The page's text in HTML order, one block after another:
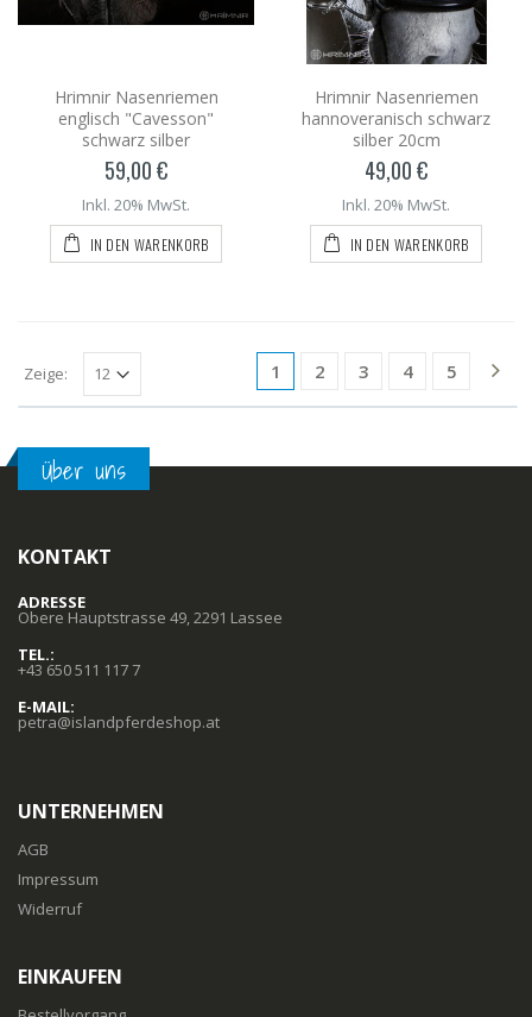
Hrimnir Nasenriemen
englisch "Cavesson"
schwarz silber
59,00 €
Inkl. 20% MwSt.
IN DEN WARENKORB
Hrimnir Nasenriemen
hannoveranisch schwarz
silber 20cm
49,00 €
Inkl. 20% MwSt.
IN DEN WARENKORB
1 2 3 4 5
Zeige:
Über uns
KONTAKT
ADRESSE
Obere Hauptstrasse 49, 2291 Lassee
TEL.:
+43 650 511 117 7
E-MAIL:
petra@islandpferdeshop.at
UNTERNEHMEN
AGB
Impressum
Widerruf
EINKAUFEN